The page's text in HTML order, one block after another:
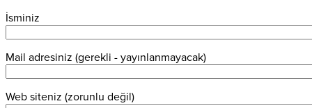
İsminiz
Mail adresiniz (gerekli - yayınlanmayacak)
Web siteniz (zorunlu değil)